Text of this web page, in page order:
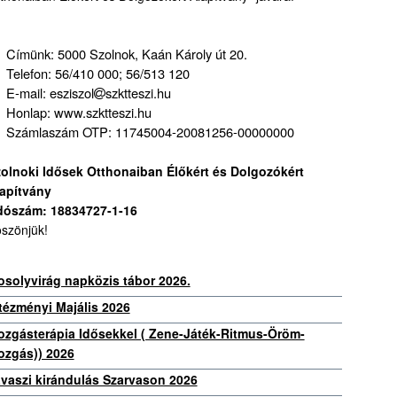
Címünk: 5000 Szolnok, Kaán Károly út 20.
Telefon: 56/410 000; 56/513 120
E-mail: esziszol
szktteszi.hu
Honlap: www.szktteszi.hu
Számlaszám OTP: 11745004-20081256-00000000
Idősek Otthonaiban Élőkért és Dolgozókért
18834727-1-16
napközis tábor 2026.
Majális 2026
Idősekkel ( Zene-Játék-Ritmus-Öröm-
2026
kirándulás Szarvason 2026